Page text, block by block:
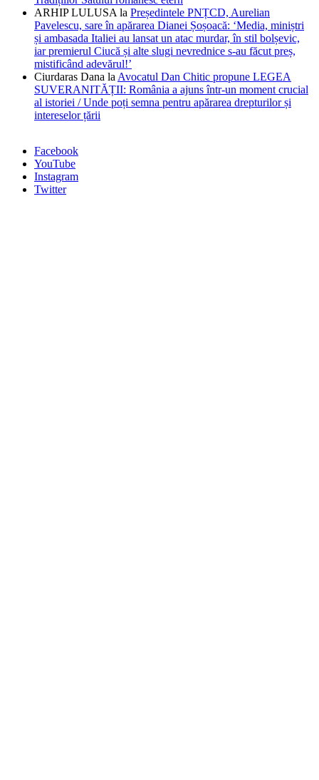
ARHIP LULUSA la Președintele PNȚCD, Aurelian
Pavelescu, sare în apărarea Dianei Șoșoacă: ‘Media, miniștri
și ambasada Italiei au lansat un atac murdar, în stil bolșevic,
iar premierul Ciucă și alte slugi nevrednice s-au făcut preș,
mistificând adevărul!’
Ciurdaras Dana la Avocatul Dan Chitic propune LEGEA
SUVERANITĂȚII: România a ajuns într-un moment crucial
al istoriei / Unde poți semna pentru apărarea drepturilor și
intereselor țării
Facebook
YouTube
Instagram
Twitter